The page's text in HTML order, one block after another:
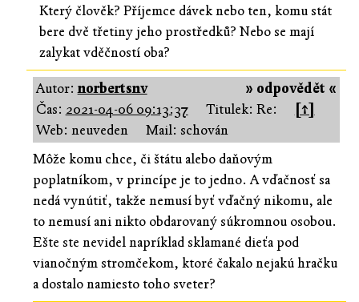
Který člověk? Příjemce dávek nebo ten, komu stát
bere dvě třetiny jeho prostředků? Nebo se mají
zalykat vděčností oba?
» odpovědět «
Autor:norbertsnv
Čas: 2021-04-06 09:13:37 Titulek: Re:
[↑]
Web: neuveden
Mail: schován
Môže komu chce, či štátu alebo daňovým
poplatníkom, v princípe je to jedno. A vďačnosť sa
nedá vynútiť, takže nemusí byť vďačný nikomu, ale
to nemusí ani nikto obdarovaný súkromnou osobou.
Ešte ste nevidel napríklad sklamané dieťa pod
vianočným stromčekom, ktoré čakalo nejakú hračku
a dostalo namiesto toho sveter?